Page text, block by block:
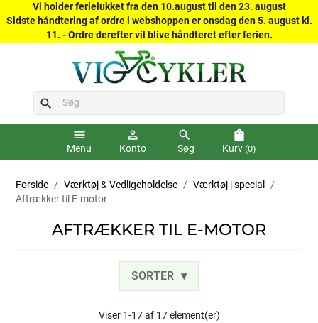
Vi holder ferielukket fra den 10.august til den 23. august
Sidste håndtering af ordre i webshoppen er onsdag den 5. august kl.
11. - Ordre derefter vil blive håndteret efter ferien.
search
menu
Menu
person_outline
Konto
search
Søg
shopping_bag
Kurv (0)
Forside Værktøj & Vedligeholdelse
Værktøj | special
Aftrækker til E-motor
AFTRÆKKER TIL E-MOTOR
SORTER
Viser 1-17 af 17 element(er)